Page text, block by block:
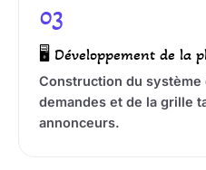
03
🖥️ Développement de la
Construction du système
demandes et de la grille
annonceurs.